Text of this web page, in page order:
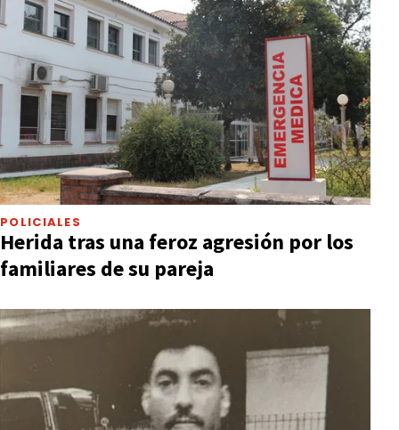
POLICIALES
Herida tras una feroz agresión por los
familiares de su pareja